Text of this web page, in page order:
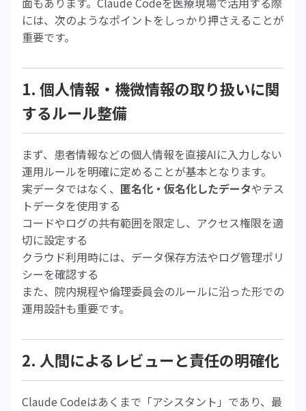
には、次のようなポイントをしっかり押さえることが
重要です。
1. 個人情報・機微情報の取り扱いに関
するルール整備
まず、患者情報などの個人情報を直接AIに入力しない
運用ルールを明確に定めることが基本となります。
実データではなく、 匿名化・仮名化したデータやテス
トデータを使用する
コードやログの共有範囲を限定し、アクセス権限を適
切に設定する
クラウド利用時には、データ保存方法やログ管理ポリ
シーを確認する
また、院内規程や倫理委員会のルールに沿った形での
運用設計も重要です。
2. 人間によるレビューと責任の明確化
Claude Codeはあくまで「アシスタント」であり、最